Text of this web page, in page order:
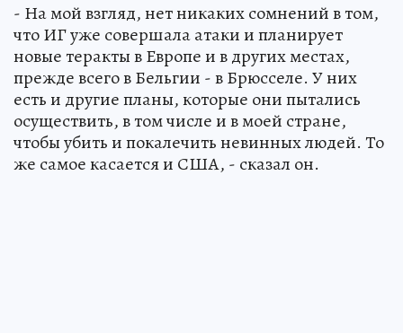
- На мой взгляд, нет никаких сомнений в том,
что ИГ уже совершала атаки и планирует
новые теракты в Европе и в других местах,
прежде всего в Бельгии - в Брюсселе. У них
есть и другие планы, которые они пытались
осуществить, в том числе и в моей стране,
чтобы убить и покалечить невинных людей. То
же самое касается и США, - сказал он.